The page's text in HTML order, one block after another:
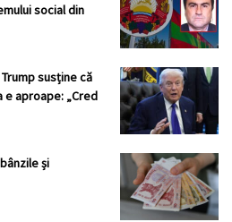
social din
susține că
e aproape: „Cred
și